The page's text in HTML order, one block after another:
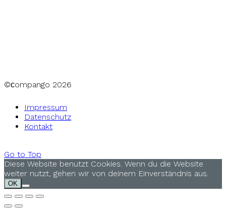
©сompango 2026
Impressum
Datenschutz
Kontakt
Go to Top
Diese Website benutzt Cookies. Wenn du die Website
weiter nutzt, gehen wir von deinem Einverständnis aus.
OK